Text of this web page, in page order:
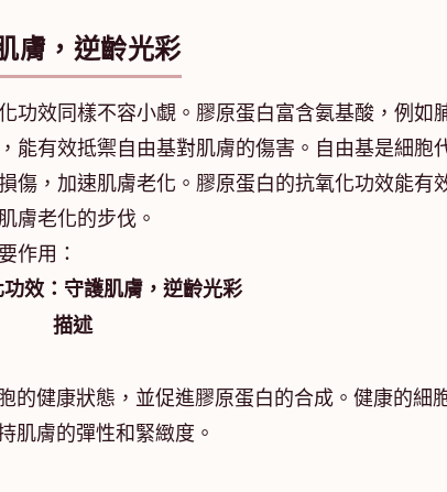
膚，逆齡光彩
功效同樣不容小覷。膠原蛋白富含氨基酸，例如
能有效抵禦自由基對肌膚的傷害。自由基是細胞
傷，加速肌膚老化。膠原蛋白的抗氧化功效能有
膚老化的步伐。
作用：
效：守護肌膚，逆齡光彩
描述
的健康狀態，並促進膠原蛋白的合成。健康的細
肌膚的彈性和緊緻度。